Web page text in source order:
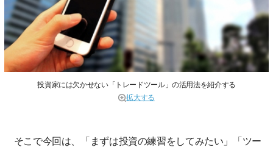
投資家には欠かせない「トレードツール」の活用法を紹介する
拡大する
そこで今回は、「まずは投資の練習をしてみたい」「ツー